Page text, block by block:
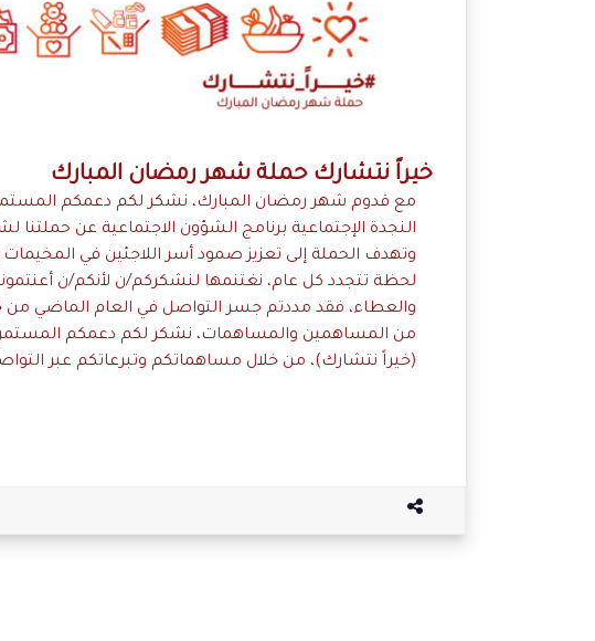
خيراً نتشارك حملة شهر رمضان المبارك
مع قدوم شهر رمضان المبارك، نشكر لكم دعمكم المستمر
النجدة الإجتماعية برنامج الشؤون الاجتماعية عن
وتهدف الحملة إلى تعزيز صمود أسر اللاجئين في
لحظة تتجدد كل عام، نغتنمها لنشكركم/ن لأنكم/ن
من المساهمين والمساهمات، نشكر لكم دعمكم المستمر
(خيراً نتشارك)، من خلال مساهماتكم وتبرعاتكم عبر